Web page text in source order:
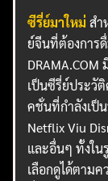
ซีรี่ย์มาใหม่ ส
ย์จีนที่ต้องการ
เป็นซีรี่ย์ประวั
คชั่นที่กำลังเป็
Netflix Viu
และอื่นๆ ทั้งใ
เลือกดูได้ตาม